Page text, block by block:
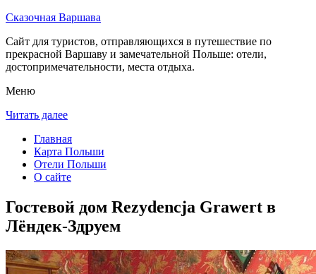
Сказочная Варшава
Сайт для туристов, отправляющихся в путешествие по
прекрасной Варшаву и замечательной Польше: отели,
достопримечательности, места отдыха.
Меню
Читать далее
Главная
Карта Польши
Отели Польши
О сайте
Гостевой дом Rezydencja Grawert в
Лёндек-Здруем